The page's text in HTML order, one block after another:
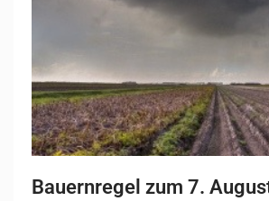
Bauernregel zum 7.